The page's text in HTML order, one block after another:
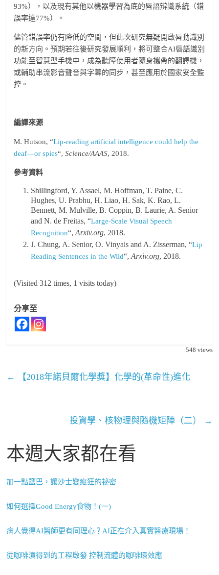
93%），以及現有其他以機器學習為底的唇語辨識系統（錯
誤率達77%）。
儘管錯誤率仍有降低的空間，但此次研究無疑開啟唇動識別
的新方向。預期若往後研究發展順利，將可整合AI唇語識別
功能至智慧型手機中，成為聽障使用者隨身攜帶的翻譯機，
或輔助串流影音聲音與字幕的同步，甚至應用於國家安全監
控。
編譯來源
M. Hutson, “Lip-reading artificial intelligence could help the
deaf—or spies“,Science/AAAS, 2018.
參考資料
Shillingford, Y. Assael, M. Hoffman, T. Paine, C.
Hughes, U. Prabhu, H. Liao, H. Sak, K. Rao, L.
Bennett, M. Mulville, B. Coppin, B. Laurie, A. Senior
and N. de Freitas, “Large-Scale Visual Speech
Recognition“,Arxiv.org, 2018.
J. Chung, A. Senior, O. Vinyals and A. Zisserman, “Lip
Reading Sentences in the Wild“,Arxiv.org, 2018.
(Visited 312 times, 1 visits today)
分享至
548 views
← 【2018年諾貝爾化學獎】化學的(革命性)進化
投資學、核物理與隨機矩陣（二） →
本週大家都在看
加一點鹽巴，讓沙士變瘋狂的祕密
如何選擇Good Energy食物！(一)
病人覺得AI醫師更有同理心？AI正在介入真實醫療現場！
從咖啡漬得到的工程啟發 控制流體的咖啡環效應